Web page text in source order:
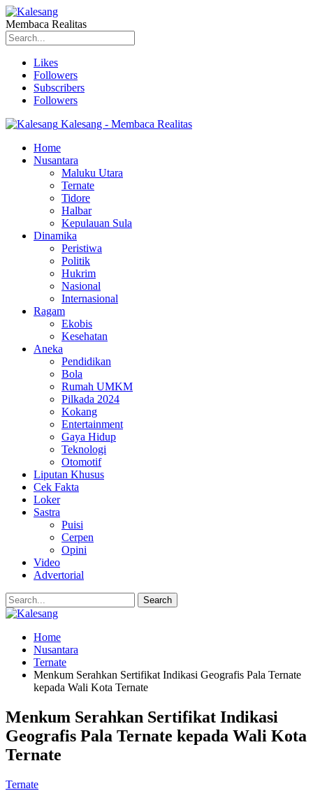
Membaca Realitas
Likes
Followers
Subscribers
Followers
Kalesang - Membaca Realitas
Home
Nusantara
Maluku Utara
Ternate
Tidore
Halbar
Kepulauan Sula
Dinamika
Peristiwa
Politik
Hukrim
Nasional
Internasional
Ragam
Ekobis
Kesehatan
Aneka
Pendidikan
Bola
Rumah UMKM
Pilkada 2024
Kokang
Entertainment
Gaya Hidup
Teknologi
Otomotif
Liputan Khusus
Cek Fakta
Loker
Sastra
Puisi
Cerpen
Opini
Video
Advertorial
Home
Nusantara
Ternate
Menkum Serahkan Sertifikat Indikasi Geografis Pala Ternate
kepada Wali Kota Ternate
Menkum Serahkan Sertifikat Indikasi
Geografis Pala Ternate kepada Wali Kota
Ternate
Ternate